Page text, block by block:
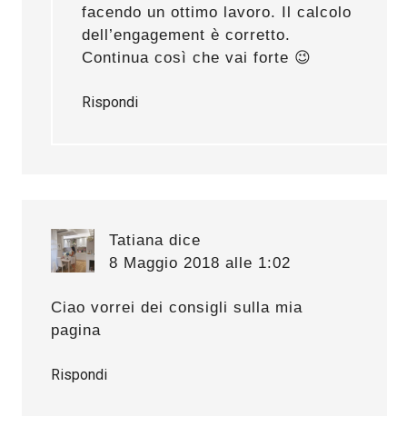
facendo un ottimo lavoro. Il calcolo
dell’engagement è corretto.
Continua così che vai forte 😉
Rispondi
Tatiana dice
8 Maggio 2018 alle 1:02
Ciao vorrei dei consigli sulla mia
pagina
Rispondi